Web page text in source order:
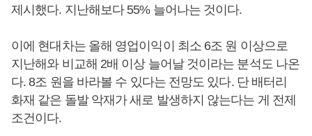
제시했다. 지난해보다 55% 늘어나는 것이다.
이에 현대차는 올해 영업이익이 최소 6조 원 이상으로
지난해와 비교해 2배 이상 늘어날 것이라는 분석도 나온
다. 8조 원을 바라볼 수 있다는 전망도 있다. 단 배터리
화재 같은 돌발 악재가 새로 발생하지 않는다는 게 전제
조건이다.